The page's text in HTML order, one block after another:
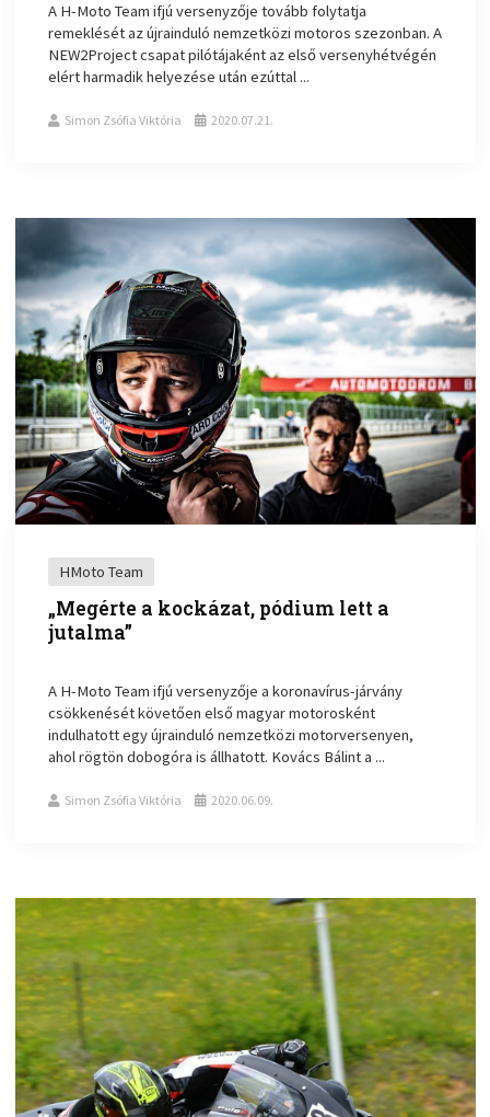
A H-Moto Team ifjú versenyzője tovább folytatja
remeklését az újrainduló nemzetközi motoros szezonban. A
NEW2Project csapat pilótájaként az első versenyhétvégén
elért harmadik helyezése után ezúttal ...
Simon Zsófia Viktória 2020.07.21.
HMoto Team
„Megérte a kockázat, pódium lett a
jutalma”
A H-Moto Team ifjú versenyzője a koronavírus-járvány
csökkenését követően első magyar motorosként
indulhatott egy újrainduló nemzetközi motorversenyen,
ahol rögtön dobogóra is állhatott. Kovács Bálint a ...
Simon Zsófia Viktória 2020.06.09.